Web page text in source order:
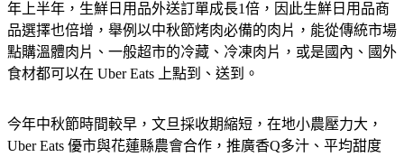
年上半年，生鮮日用品外送訂單成長1倍，因此生鮮日用品商
品選擇也倍增，舉例以中秋節烤肉必備的肉片，能從傳統市場
點購溫體肉片、一般超市的冷藏、冷凍肉片，或是國內、國外
食材都可以在 Uber Eats 上點到、送到。
今年中秋節時間較早，文旦採收期縮短，在地小農壓力大，
Uber Eats 優市與花蓮縣農會合作，推廣香Q多汁、平均甜度